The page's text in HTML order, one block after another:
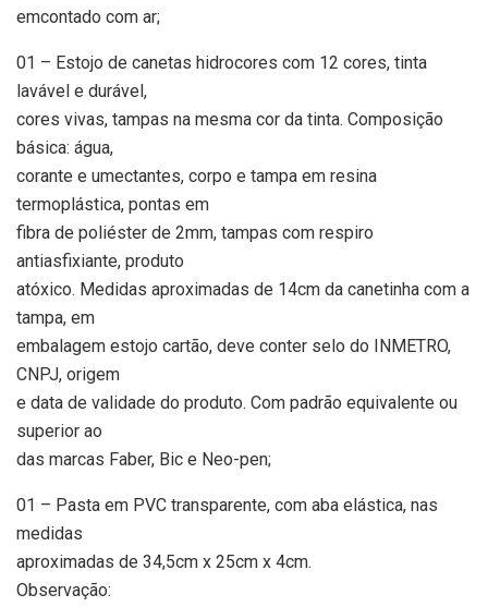
emcontado com ar;
01 – Estojo de canetas hidrocores com 12 cores, tinta
lavável e durável,
cores vivas, tampas na mesma cor da tinta. Composição
básica: água,
corante e umectantes, corpo e tampa em resina
termoplástica, pontas em
fibra de poliéster de 2mm, tampas com respiro
antiasfixiante, produto
atóxico. Medidas aproximadas de 14cm da canetinha com a
tampa, em
embalagem estojo cartão, deve conter selo do INMETRO,
CNPJ, origem
e data de validade do produto. Com padrão equivalente ou
superior ao
das marcas Faber, Bic e Neo-pen;
01 – Pasta em PVC transparente, com aba elástica, nas
medidas
aproximadas de 34,5cm x 25cm x 4cm.
Observação: